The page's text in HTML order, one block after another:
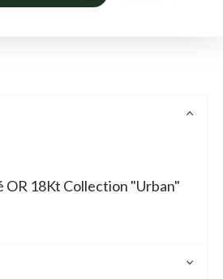
OR 18Kt Collection "Urban"